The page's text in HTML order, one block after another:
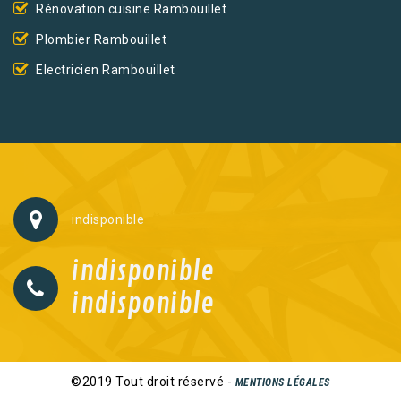
Rénovation cuisine Rambouillet
Plombier Rambouillet
Electricien Rambouillet
indisponible
indisponible
indisponible
©2019 Tout droit réservé - MENTIONS LÉGALES